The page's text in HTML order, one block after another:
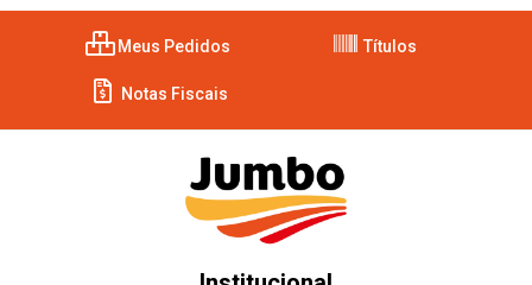
Meus Pedidos Títulos
Notas Fiscais